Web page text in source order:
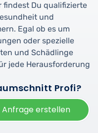
findest Du qualifizierte
und
Egal ob es um
oder spezielle
und Schädlinge
jede Herausforderung
Profi?
Anfrage erstellen